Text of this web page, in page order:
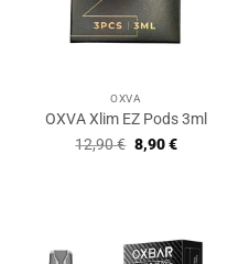
OXVA
OXVA Xlim EZ Pods 3ml
12,90€ Ursprünglicher
Preis
8,90€Aktueller